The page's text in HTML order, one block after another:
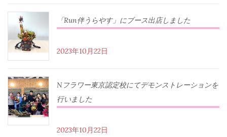
「Run伴うらやす」にブース出店しました
2023年10月22日
Nフラワー東京認定校にてデモンストレーションを
行いました
2023年10月22日